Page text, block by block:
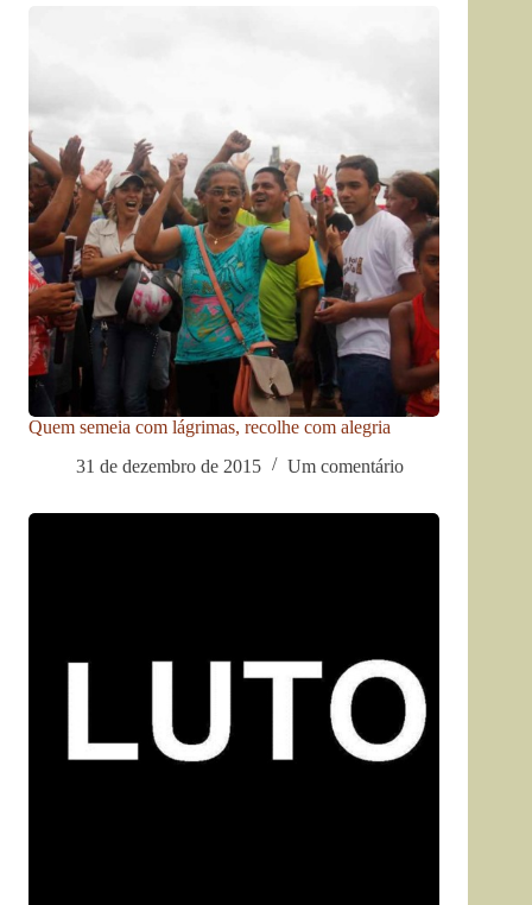
Quem semeia com lágrimas, recolhe com alegria
31 de dezembro de 2015
Um comentário